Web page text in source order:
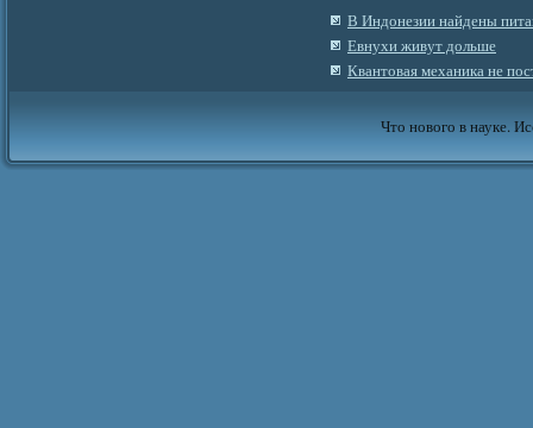
В Индонезии найдены
Евнухи живут дольше
Квантовая механика не
Что нового в науке.